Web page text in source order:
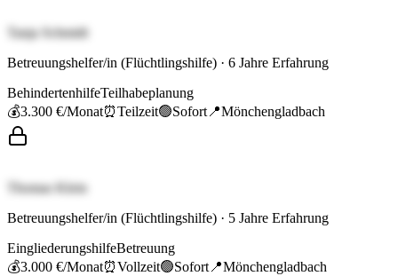
Tanja Schmidt
Betreuungshelfer/in (Flüchtlingshilfe) · 6 Jahre Erfahrung
BehindertenhilfeTeilhabeplanung
💰3.300 €/Monat⏰Teilzeit🟢Sofort 📍Mönchengladbach
Thomas Klein
Betreuungshelfer/in (Flüchtlingshilfe) · 5 Jahre Erfahrung
EingliederungshilfeBetreuung
💰3.000 €/Monat⏰Vollzeit🟢Sofort 📍Mönchengladbach